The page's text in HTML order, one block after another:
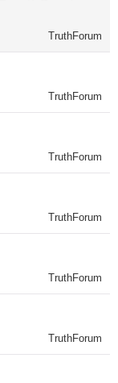
TruthForum
TruthForum
TruthForum
TruthForum
TruthForum
TruthForum